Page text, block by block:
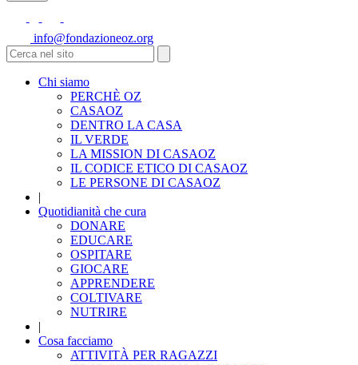
info@fondazioneoz.org
Chi siamo
PERCHÈ OZ
CASAOZ
DENTRO LA CASA
IL VERDE
LA MISSION DI CASAOZ
IL CODICE ETICO DI CASAOZ
LE PERSONE DI CASAOZ
|
Quotidianità che cura
DONARE
EDUCARE
OSPITARE
GIOCARE
APPRENDERE
COLTIVARE
NUTRIRE
|
Cosa facciamo
ATTIVITÀ PER RAGAZZI